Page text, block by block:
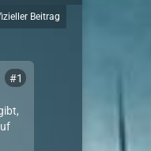
Beitrag
#1